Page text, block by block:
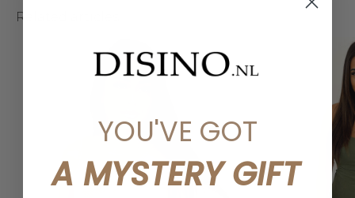
Related articles
YOU'VE GOT
A MYSTERY GIFT